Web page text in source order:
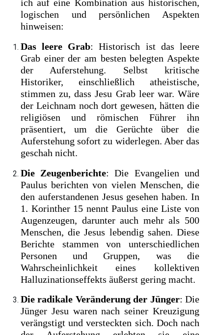
ich auf eine Kombination aus historischen,
logischen und persönlichen Aspekten
hinweisen:
Das leere Grab: Historisch ist das leere
Grab einer der am besten belegten Aspekte
der Auferstehung. Selbst kritische
Historiker, einschließlich atheistische,
stimmen zu, dass Jesu Grab leer war. Wäre
der Leichnam noch dort gewesen, hätten die
religiösen und römischen Führer ihn
präsentiert, um die Gerüchte über die
Auferstehung sofort zu widerlegen. Aber das
geschah nicht.
Die Zeugenberichte: Die Evangelien und
Paulus berichten von vielen Menschen, die
den auferstandenen Jesus gesehen haben. In
1. Korinther 15 nennt Paulus eine Liste von
Augenzeugen, darunter auch mehr als 500
Menschen, die Jesus lebendig sahen. Diese
Berichte stammen von unterschiedlichen
Personen und Gruppen, was die
Wahrscheinlichkeit eines kollektiven
Halluzinationseffekts äußerst gering macht.
Die radikale Veränderung der Jünger: Die
Jünger Jesu waren nach seiner Kreuzigung
verängstigt und versteckten sich. Doch nach